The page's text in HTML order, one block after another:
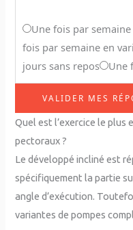
Une fois par
fois par semaine en
jours sans repos
Une
VALIDER MES
Quel est l’exercice le plus
pectoraux ?
Le développé incliné est
spécifiquement la partie
angle d’exécution.
variantes de pompes